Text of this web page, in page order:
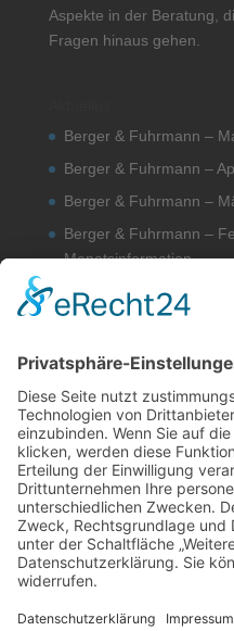
Aspekte in der Beratung,
Fragen hinaus gehen.
Berger & Fuhrmann –
Berger & Fuhrmann –
Berger & Fuhrmann –
Berger & Fuhrmann –
Monatsinformation
Berger & Fuhrmann –
Suche
Sonstige
Kontakt
Facebook
Anfahrt & Lageplan